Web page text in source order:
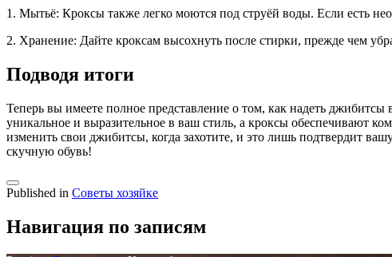
1. Мытьё: Кроксы также легко моются под струёй воды. Если есть
2. Хранение: Дайте кроксам высохнуть после стирки, прежде чем
Подводя итоги
Теперь вы имеете полное представление о том, как надеть
уникальное и выразительное в ваш стиль, а кроксы обеспечивают
изменить свои джибитсы, когда захотите, и это лишь подтвердит
скучную обувь!
Published in Советы хозяйке
Навигация по записям